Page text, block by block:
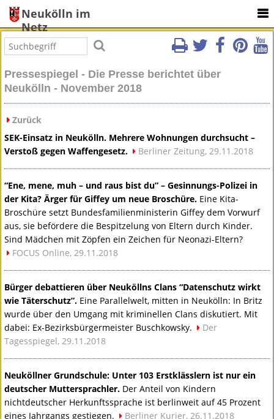
Neukölln im
Netz
Pressespiegel - Die Presse berichtet über
Neukölln - November 2018
Zurück
SEK-Einsatz in Neukölln. Mehrere Wohnungen durchsucht –
Verstoß gegen Waffengesetz.
Berliner Zeitung, 29.11.2018
“Ene, mene, muh – und raus bist du” – Gesinnungs-Polizei in
der Kita? Ärger für Giffey um neue Broschüre. Eine Kita-
Broschüre setzt Bundesfamilienministerin Giffey dem Vorwurf
aus, sie befördere die Bespitzelung von Eltern durch Kinder.
Sind Mädchen mit Zöpfen ein Zeichen für Neonazi-Eltern?
FOCUS Online, 29.11.2018
Bürger debattieren über Neuköllns Clans “Datenschutz wirkt
wie Täterschutz”. Eine Parallelwelt, mitten in Neukölln: In Britz
wurde über den Umgang mit kriminellen Clans diskutiert. Mit
dabei: Ex-Bezirksbürgermeister Buschkowsky.
Der
Tagesspiegel, 29.11.2018
Neuköllner Grundschule: Unter 103 Erstklässlern ist nur ein
deutscher Muttersprachler. Der Anteil von Kindern
nichtdeutscher Herkunftssprache ist berlinweit auf 45 Prozent
eines Jahrgangs gestiegen.
Berliner Kurier, 26.11.2018